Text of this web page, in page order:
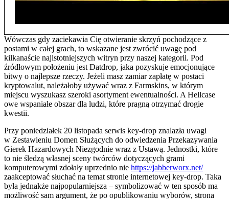
Wówczas gdy zaciekawia Cię otwieranie skrzyń pochodzące z
postami w całej grach, to wskazane jest zwrócić uwagę pod
kilkanaście najistotniejszych witryn przy naszej kategorii. Pod
źródłowym położeniu jest Datdrop, jaka pozyskuje emocjonujące
bitwy o najlepsze rzeczy. Jeżeli masz zamiar zapłatę w postaci
kryptowalut, należałoby używać wraz z Farmskins, w którym
miejscu wyszukasz szeroki asortyment ewentualności. A Hellcase
owe wspaniałe obszar dla ludzi, które pragną otrzymać drogie
kwestii.
Przy poniedziałek 20 listopada serwis key-drop znalazła uwagi
w Zestawieniu Domen Służących do odwiedzenia Przekazywania
Gierek Hazardowych Niezgodnie wraz z Ustawą. Jednostki, które
to nie śledzą własnej sceny twórców dotyczących grami
komputerowymi zdołały uprzednio nie https://jabberworx.net/
zaakceptować słuchać na temat stronie internetowej key-drop. Taka
była jednakże najpopularniejsza – symbolizować w ten sposób ma
możliwość sam argument, że po opublikowaniu wyborów, strona